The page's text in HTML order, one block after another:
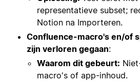
representatieve subset;
Notion na Importeren.
Confluence-macro's en/of
zijn verloren gegaan:
Waarom dit gebeurt:
macro's of app-inhoud.